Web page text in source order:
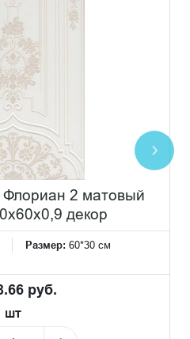
2 матовый
декор
Размер: 60*30 см
руб.
шт